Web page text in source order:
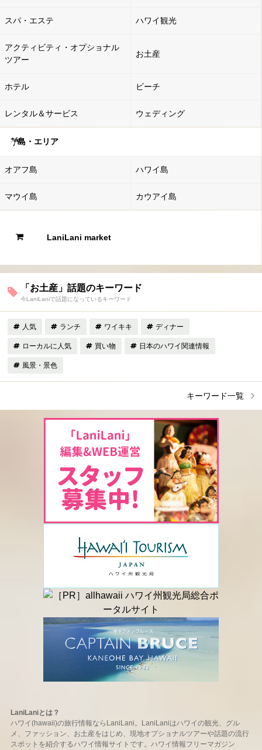
スパ・エステ ハワイ観光
アクティビティ・オプショナル
ツアー
お土産
ホテル ビーチ
レンタル＆サービス ウェディング
島・エリア
オアフ島 ハワイ島
マウイ島 カウアイ島
LaniLani market
「お土産」話題のキーワード
今LaniLaniで話題になっているキーワード
人気 ランチ ワイキキ ディナー
ローカルに人気 買い物 日本のハワイ関連情報
風景・景色
キーワード一覧
LaniLaniとは？
ハワイ(hawaii)の旅行情報ならLaniLani。LaniLaniはハワイの観光、グル
メ、ファッション、お土産をはじめ、現地オプショナルツアーや話題の流行
スポットを紹介するハワイ情報サイトです。ハワイ情報フリーマガジン